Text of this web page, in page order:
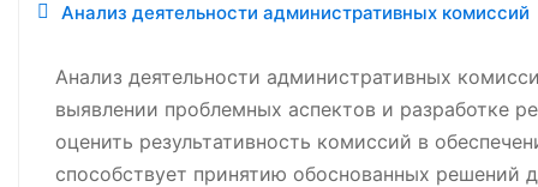
Анализ деятельности административных комиссий
Анализ деятельности административных
выявлении проблемных аспектов и разработке
оценить результативность комиссий в
способствует принятию обоснованных решений